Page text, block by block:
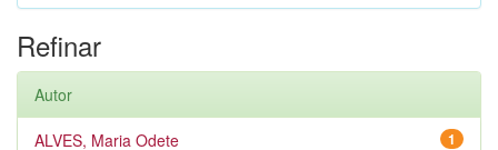
Refinar
Autor
1
ALVES, Maria Odete